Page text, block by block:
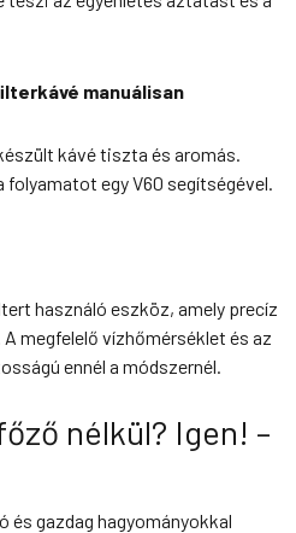
manuálisan
kávé tiszta és aromás.
folyamatot egy V60 segítségével.
használó eszköz, amely precíz
megfelelő vízhőmérséklet és az
ennél a módszernél.
nélkül? Igen! –
és gazdag hagyományokkal